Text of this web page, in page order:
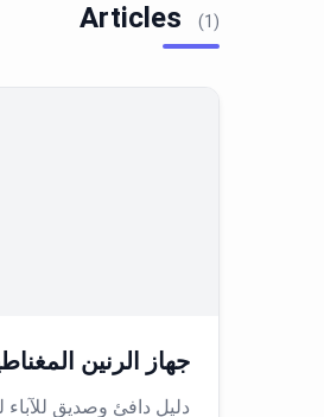
Articles (1)
جهاز الرنين
دليل دافئ وصديق